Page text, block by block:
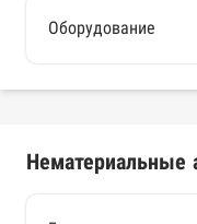
Оборудование
Нематериальные